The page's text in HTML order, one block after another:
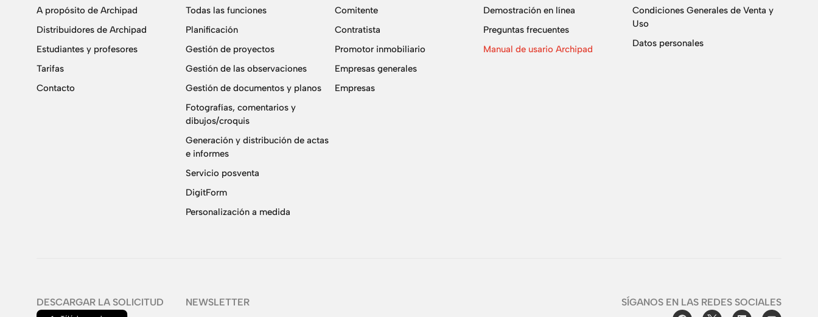
A propósito de Archipad
Distribuidores de Archipad
Estudiantes y profesores
Tarifas
Contacto
Todas las funciones
Planificación
Gestión de proyectos
Gestión de las observaciones
Gestión de documentos y planos
Fotografías, comentarios y
dibujos/croquis
Generación y distribución de actas
e informes
Servicio posventa
DigitForm
Personalización a medida
Comitente
Contratista
Promotor inmobiliario
Empresas generales
Empresas
Demostración en línea
Preguntas frecuentes
Manual de usario Archipad
Condiciones Generales de Venta y
Uso
Datos personales
DESCARGAR LA SOLICITUD NEWSLETTER SÍGANOS EN LAS REDES SOCIALES